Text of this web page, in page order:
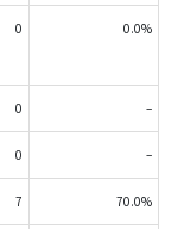
0 0.0%
0 –
0 –
7 70.0%